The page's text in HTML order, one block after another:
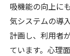
吸機能の向上に
気システムの導
計画し、利用者
ています。心理